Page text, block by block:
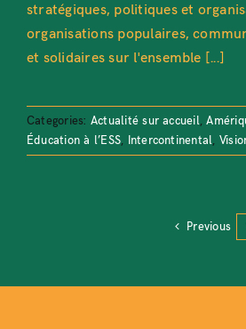
stratégiques, politiques et
organisations populaires,
et solidaires sur l'ensemble [...]
Categories: Actualité sur accueil,
Éducation à l’ESS, Intercontinental,
Previous